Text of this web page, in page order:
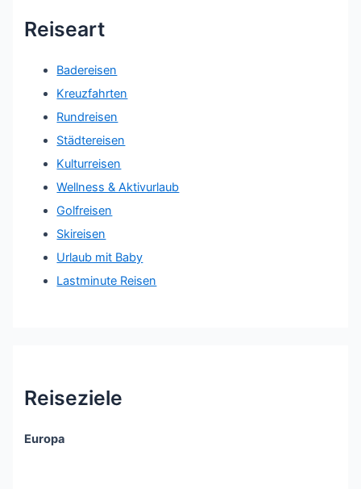
Reiseart
Badereisen
Kreuzfahrten
Rundreisen
Städtereisen
Kulturreisen
Wellness & Aktivurlaub
Golfreisen
Skireisen
Urlaub mit Baby
Lastminute Reisen
Reiseziele
Europa